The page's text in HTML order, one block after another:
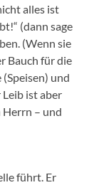
alles ist
(dann sage
(Wenn sie
Bauch für die
und
Leib ist aber
Herrn – und
führt. Er